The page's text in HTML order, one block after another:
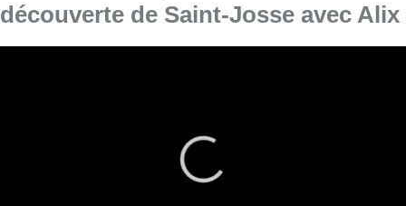
découverte de Saint-Josse avec Alix
Ce mercredi, Alix, qui habite dans une maison communautaire